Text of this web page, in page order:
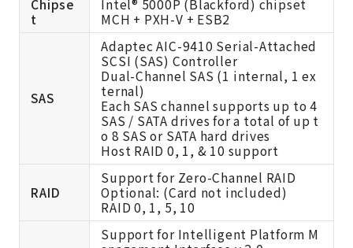
Chipse
t
Intel® 5000P (Blackford) chipset
MCH + PXH-V + ESB2
SAS
Adaptec AIC-9410 Serial-Attached
SCSI (SAS) Controller
Dual-Channel SAS (1 internal, 1 ex
ternal)
Each SAS channel supports up to 4
SAS / SATA drives for a total of up t
o 8 SAS or SATA hard drives
Host RAID 0, 1, & 10 support
RAID
Support for Zero-Channel RAID
Optional: (Card not included)
RAID 0, 1, 5, 10
Support for Intelligent Platform M